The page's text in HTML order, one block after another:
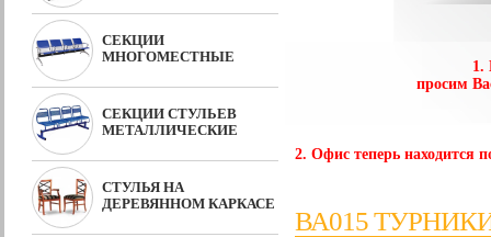
СЕКЦИИ
МНОГОМЕСТНЫЕ
СЕКЦИИ СТУЛЬЕВ
МЕТАЛЛИЧЕСКИЕ
СТУЛЬЯ НА
ДЕРЕВЯННОМ КАРКАСЕ
1.
просим
2. Офис теперь находится
ВА015